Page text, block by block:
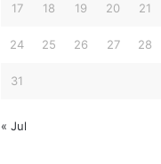
17 18 19 20 21
24 25 26 27 28
31
« Jul